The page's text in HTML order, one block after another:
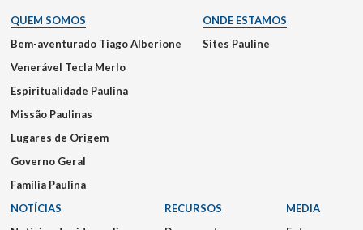
QUEM SOMOS
Bem-aventurado Tiago Alberione
Venerável Tecla Merlo
Espiritualidade Paulina
Missão Paulinas
Lugares de Origem
Governo Geral
Família Paulina
ONDE ESTAMOS
Sites Pauline
NOTÍCIAS
RECURSOS
MEDIA